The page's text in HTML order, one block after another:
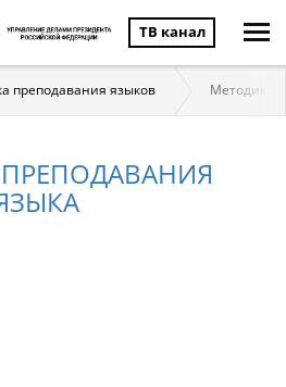
ТВ канал
преподавания языков Методика